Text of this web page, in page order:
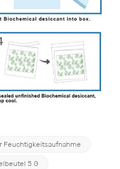
Feuchtigkeitsaufnahme
5 G